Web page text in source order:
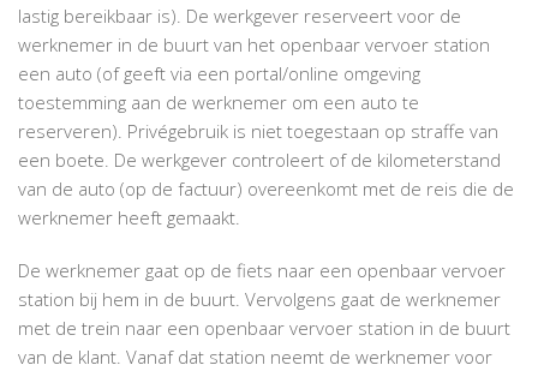
lastig bereikbaar is). De werkgever reserveert voor de
werknemer in de buurt van het openbaar vervoer station
een auto (of geeft via een portal/online omgeving
toestemming aan de werknemer om een auto te
reserveren). Privégebruik is niet toegestaan op straffe van
een boete. De werkgever controleert of de kilometerstand
van de auto (op de factuur) overeenkomt met de reis die de
werknemer heeft gemaakt.
De werknemer gaat op de fiets naar een openbaar vervoer
station bij hem in de buurt. Vervolgens gaat de werknemer
met de trein naar een openbaar vervoer station in de buurt
van de klant. Vanaf dat station neemt de werknemer voor